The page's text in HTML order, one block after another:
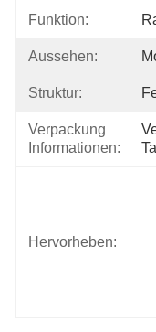
Funktion:
Aussehen:
Struktur:
Verpackung
Informationen:
Hervorheben: